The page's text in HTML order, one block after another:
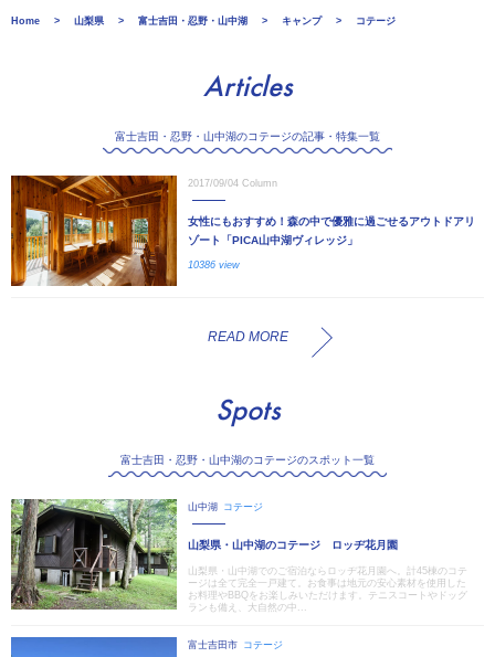
Home 山梨県 富士吉田・忍野・山中湖 キャンプ コテージ
Articles
富士吉田・忍野・山中湖のコテージの記事・特集一覧
2017/09/04 Column
女性にもおすすめ！森の中で優雅に過ごせるアウトドアリ
ゾート「PICA山中湖ヴィレッジ」
10386 view
READ MORE
Spots
富士吉田・忍野・山中湖のコテージのスポット一覧
山中湖 コテージ
山梨県・山中湖のコテージ ロッヂ花月園
山梨県・山中湖でのご宿泊ならロッヂ花月園へ。計45棟のコテ
ージは全て完全一戸建て。お食事は地元の安心素材を使用した
お料理やBBQをお楽しみいただけます。テニスコートやドッグ
ランも備え、大自然の中...
富士吉田市 コテージ